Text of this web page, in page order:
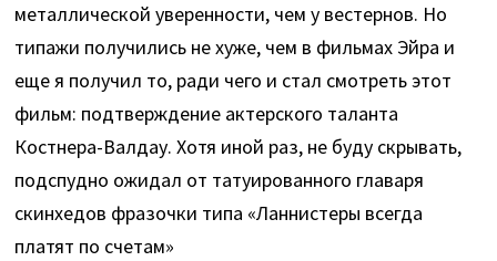
металлической уверенности, чем у вестернов. Но
типажи получились не хуже, чем в фильмах Эйра и
еще я получил то, ради чего и стал смотреть этот
фильм: подтверждение актерского таланта
Костнера-Валдау. Хотя иной раз, не буду скрывать,
подспудно ожидал от татуированного главаря
скинхедов фразочки типа «Ланнистеры всегда
платят по счетам»